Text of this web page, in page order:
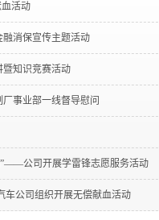
活动
消保宣传主题活动
暨知识竞赛活动
事业部一线督导慰问
公司开展学雷锋志愿服务活动
公司组织开展无偿献血活动